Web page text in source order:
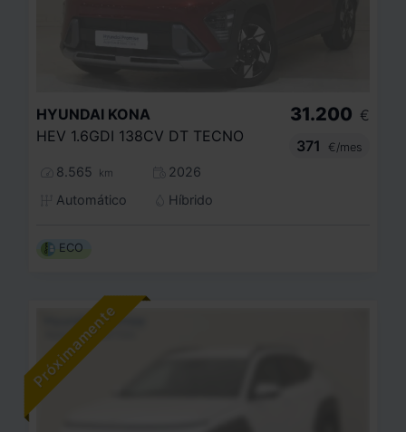
HYUNDAI KONA
HEV 1.6GDI 138CV DT TECNO
8.565 km
2026
Automático
Híbrido
31.200 €
371
€/mes
ECO